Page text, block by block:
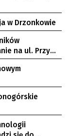
w Drzonkowie
na ul. Przy